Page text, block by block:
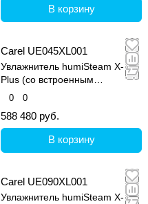
В корзину
Carel UE045XL001
Увлажнитель humiSteam X-
Plus (со встроенным
контроллером и графическим
0 0
588 480 руб.
В корзину
Carel UE090XL001
Увлажнитель humiSteam X-